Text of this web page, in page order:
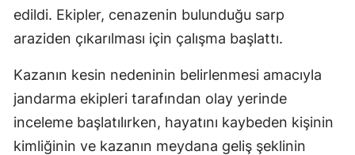
edildi. Ekipler, cenazenin bulunduğu sarp
araziden çıkarılması için çalışma başlattı.
Kazanın kesin nedeninin belirlenmesi amacıyla
jandarma ekipleri tarafından olay yerinde
inceleme başlatılırken, hayatını kaybeden kişinin
kimliğinin ve kazanın meydana geliş şeklinin